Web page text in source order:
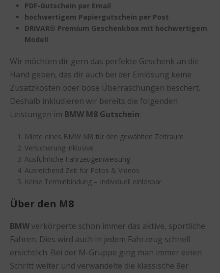
PDF-Gutschein per Email
hochwertigem Papiergutschein per Post
DRIVAR® Premium Geschenkbox mit hochwertigem
Modell
Wir möchten dir gern das perfekte Geschenk an die
Hand geben, das dir auch bei der Einlösung keine
Zusatzkosten oder böse Überraschungen beschert.
Deshalb inkludieren wir bereits die folgenden
Leistungen im BMW M8 Gutschein:
Miete eines BMW M8 für den gewählten Zeitraum
Versicherung inklusive
Ausführliche Fahrzeugeinweisung
Ausreichend Zeit für Fotos & Videos
Keine Terminbindung – Individuell einlösbar
Über den M8
BMWverkörperte schon immer das aktive, sportliche
Fahren. Dies wird auch in jedem Fahrzeug schnell
ersichtlich. Bei der M-Gruppe ging man immer einen
Schritt weiter und verwandelte die klassische 8er